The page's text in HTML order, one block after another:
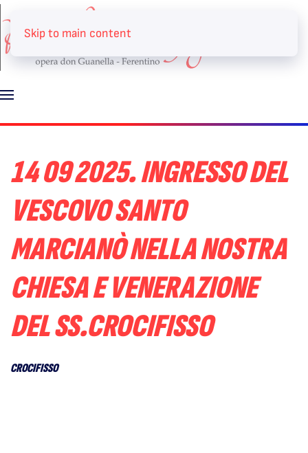
Skip to main content
14 09 2025. INGRESSO DEL
VESCOVO SANTO
MARCIANÒ NELLA NOSTRA
CHIESA E VENERAZIONE
DEL SS.CROCIFISSO
CROCIFISSO